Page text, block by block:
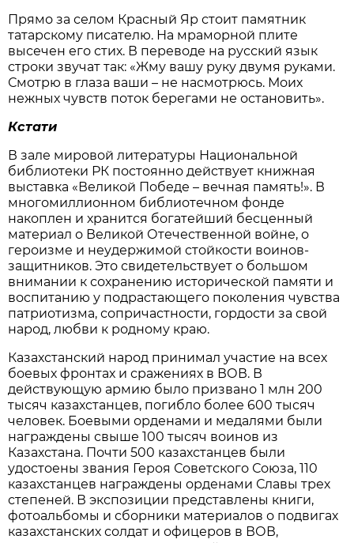
Прямо за селом Красный Яр стоит памятник
татарскому писателю. На мраморной плите
высечен его стих. В переводе на русский язык
строки звучат так: «Жму вашу руку двумя руками.
Смотрю в глаза ваши – не насмотрюсь. Моих
нежных чувств поток берегами не остановить».
Кстати
В зале мировой литературы Национальной
библиотеки РК постоянно действует книжная
выставка «Великой Победе – вечная память!». В
многомиллионном библиотечном фонде
накоплен и хранится богатейший бесценный
материал о Великой Отечественной войне, о
героизме и неудержимой стойкости воинов-
защитников. Это свидетельствует о большом
внимании к сохранению исторической памяти и
воспитанию у подрастающего поколения чувства
патриотизма, сопричастности, гордости за свой
народ, любви к родному краю.
Казахстанский народ принимал участие на всех
боевых фронтах и сражениях в ВОВ. В
действующую армию было призвано 1 млн 200
тысяч казахстанцев, погибло более 600 тысяч
человек. Боевыми орденами и медалями были
награждены свыше 100 тысяч воинов из
Казахстана. Почти 500 казахстанцев были
удостоены звания Героя Советского Союза, 110
казахстанцев награждены орденами Славы трех
степеней. В экспозиции представлены книги,
фотоальбомы и сборники материалов о подвигах
казахстанских солдат и офицеров в ВОВ,